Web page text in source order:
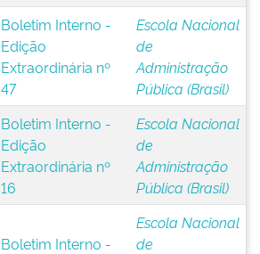
Boletim Interno -
Edição
Extraordinária nº
47
Escola Nacional
de
Administração
Pública (Brasil)
Boletim Interno -
Edição
Extraordinária nº
16
Escola Nacional
de
Administração
Pública (Brasil)
Boletim Interno -
Escola Nacional
de